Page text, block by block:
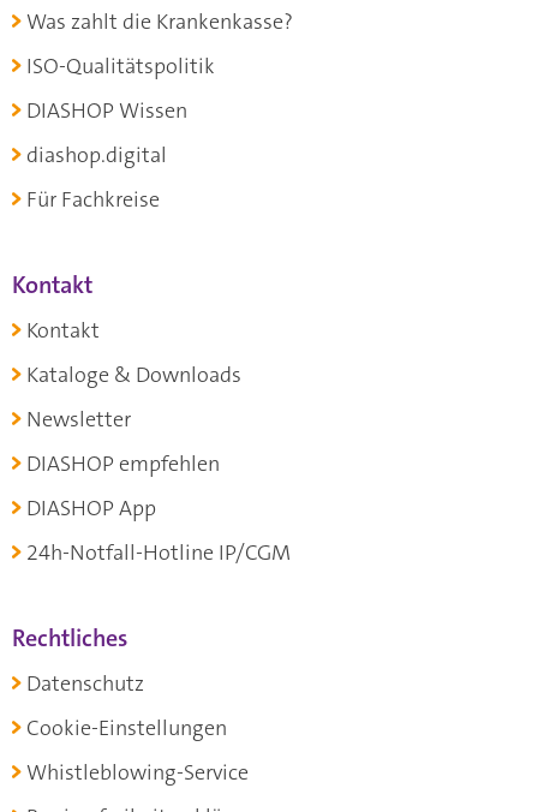
Was zahlt die Krankenkasse?
ISO-Qualitätspolitik
DIASHOP Wissen
diashop.digital
Für Fachkreise
Kontakt
Kontakt
Kataloge & Downloads
Newsletter
DIASHOP empfehlen
DIASHOP App
24h-Notfall-Hotline IP/CGM
Rechtliches
Datenschutz
Cookie-Einstellungen
Whistleblowing-Service